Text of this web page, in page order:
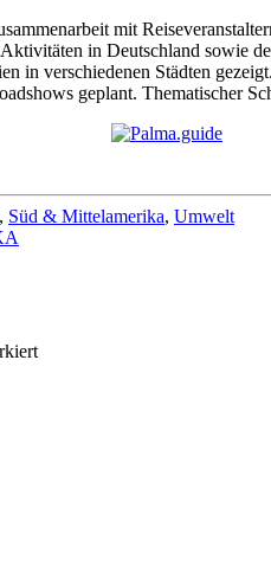
mit
in Deutschland sowie
in verschiedenen Städten
geplant. Thematischer
, Süd & Mittelamerika, Umwelt